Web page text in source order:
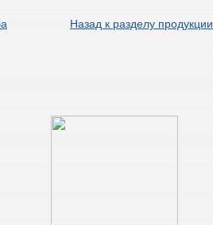
Назад к разделу продукции